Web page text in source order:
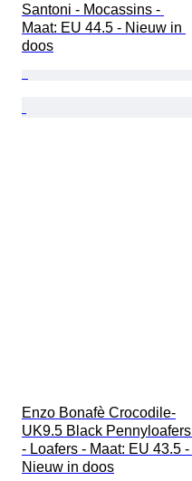
Santoni - Mocassins -
Maat: EU 44.5 - Nieuw in
doos
Enzo Bonafè Crocodile-
UK9.5 Black Pennyloafers
- Loafers - Maat: EU 43.5 -
Nieuw in doos